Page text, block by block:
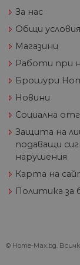
За нас
Общи условия
Магазини
Работи при
Брошури
Новини
Социална
Защита на
подаващи
нарушения
Карта на
Политика за
© Home-Max.bg.